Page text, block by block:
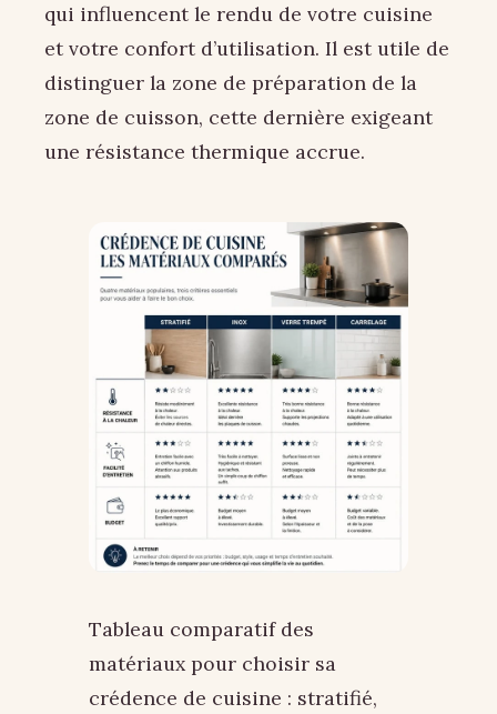
qui influencent le rendu de votre cuisine
et votre confort d’utilisation. Il est utile de
distinguer la zone de préparation de la
zone de cuisson, cette dernière exigeant
une résistance thermique accrue.
Tableau comparatif des
matériaux pour choisir sa
crédence de cuisine : stratifié,